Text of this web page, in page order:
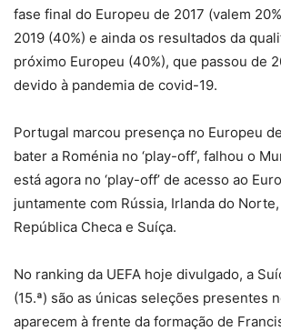
fase final do Europeu de 2017 (valem
2019 (40%) e ainda os resultados da
próximo Europeu (40%), que passou de
devido à pandemia de covid-19.
Portugal marcou presença no Europeu
bater a Roménia no ‘play-off’, falhou o
está agora no ‘play-off’ de acesso ao
juntamente com Rússia, Irlanda do
República Checa e Suíça.
No ranking da UEFA hoje divulgado, a
(15.ª) são as únicas seleções presentes
aparecem à frente da formação de